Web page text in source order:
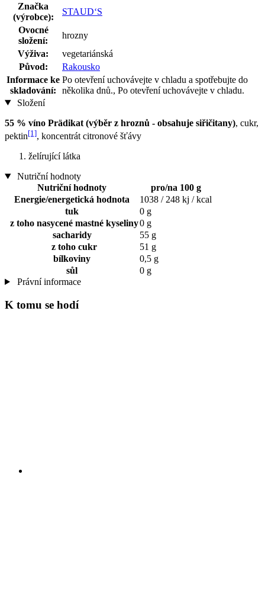
Značka
(výrobce):
STAUD‘S
Ovocné
složení:
hrozny
Výživa:
vegetariánská
Původ:
Rakousko
Informace ke
skladování:
Po otevření uchovávejte v chladu a spotřebujte do
několika dnů., Po otevření uchovávejte v chladu.
Složení
55 % víno Prädikat (výběr z hroznů - obsahuje siřičitany), cukr,
pektin[1], koncentrát citronové šťávy
želírující látka
Nutriční hodnoty
Nutriční hodnoty
pro/na 100 g
Energie/energetická hodnota
1038 / 248 kj / kcal
tuk
0 g
z toho nasycené mastné kyseliny0 g
sacharidy
55 g
z toho cukr
51 g
bílkoviny
0,5 g
sůl
0 g
Právní informace
K tomu se hodí